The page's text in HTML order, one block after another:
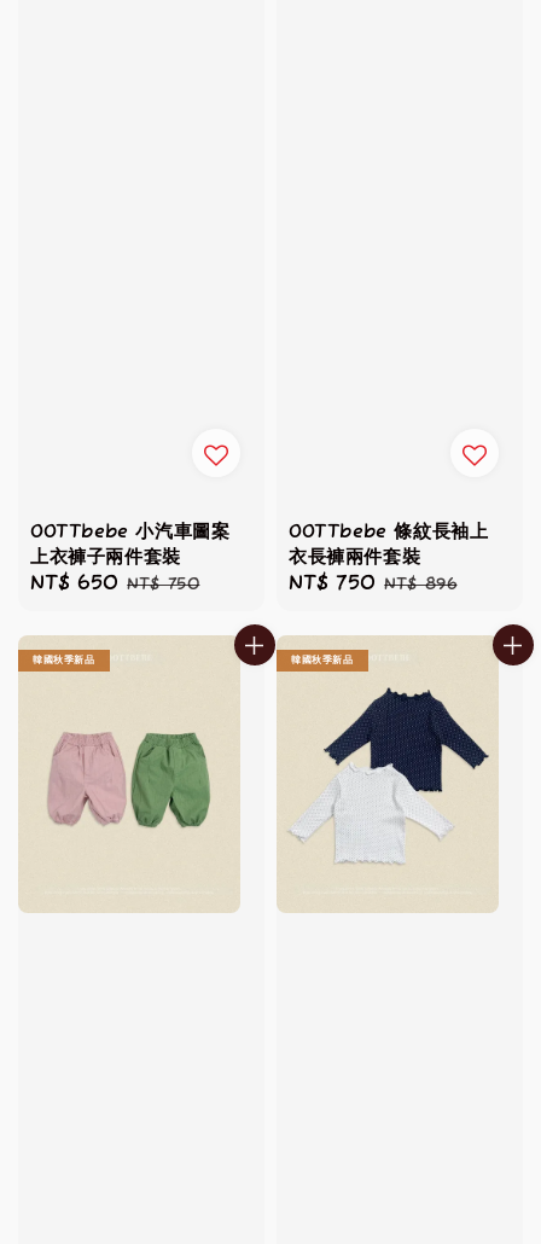
OOTTbebe 小汽車圖案
上衣褲子兩件套裝
Sale
NT$ 650 Regular
NT$ 750
OOTTbebe 條紋長袖上
衣長褲兩件套裝
Sale
NT$ 750 Regular
NT$ 896
韓國秋季新品 韓國秋季新品